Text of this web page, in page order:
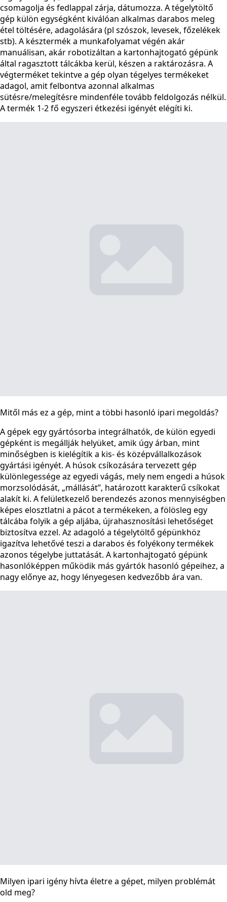
csomagolja és fedlappal zárja, dátumozza. A tégelytöltő
gép külön egységként kiválóan alkalmas darabos meleg
étel töltésére, adagolására (pl szószok, levesek, főzelékek
stb). A késztermék a munkafolyamat végén akár
manuálisan, akár robotizáltan a kartonhajtogató gépünk
által ragasztott tálcákba kerül, készen a raktározásra. A
végterméket tekintve a gép olyan tégelyes termékeket
adagol, amit felbontva azonnal alkalmas
sütésre/melegítésre mindenféle tovább feldolgozás nélkül.
A termék 1-2 fő egyszeri étkezési igényét elégíti ki.
Mitől más ez a gép, mint a többi hasonló ipari megoldás?
A gépek egy gyártósorba integrálhatók, de külön egyedi
gépként is megállják helyüket, amik úgy árban, mint
minőségben is kielégítik a kis- és középvállalkozások
gyártási igényét. A húsok csíkozására tervezett gép
különlegessége az egyedi vágás, mely nem engedi a húsok
morzsolódását, „mállását”, határozott karakterű csíkokat
alakít ki. A felületkezelő berendezés azonos mennyiségben
képes elosztlatni a pácot a termékeken, a fölösleg egy
tálcába folyik a gép aljába, újrahasznosítási lehetőséget
biztosítva ezzel. Az adagoló a tégelytöltő gépünkhöz
igazítva lehetővé teszi a darabos és folyékony termékek
azonos tégelybe juttatását. A kartonhajtogató gépünk
hasonlóképpen működik más gyártók hasonló gépeihez, a
nagy előnye az, hogy lényegesen kedvezőbb ára van.
Milyen ipari igény hívta életre a gépet, milyen problémát
old meg?